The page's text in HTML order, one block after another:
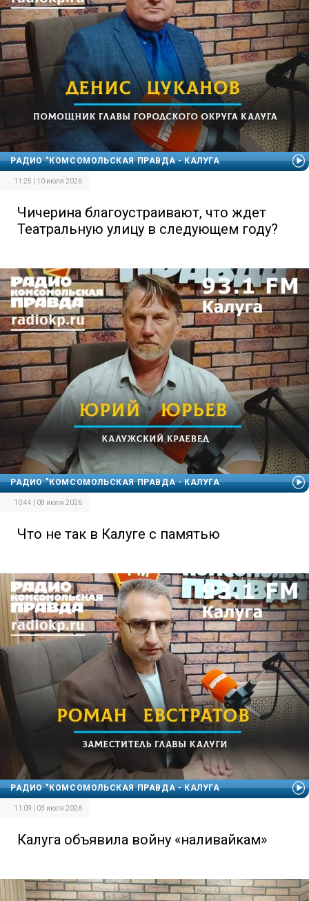
РАДИО "КОМСОМОЛЬСКАЯ ПРАВДА - КАЛУГА
11:25 | 10 июля 2026
Чичерина благоустраивают, что ждет
Театральную улицу в следующем году?
РАДИО "КОМСОМОЛЬСКАЯ ПРАВДА - КАЛУГА
10:44 | 08 июля 2026
Что не так в Калуге с памятью
РАДИО "КОМСОМОЛЬСКАЯ ПРАВДА - КАЛУГА
11:09 | 03 июля 2026
Калуга объявила войну «наливайкам»